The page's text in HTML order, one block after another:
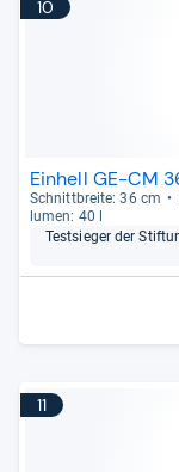
10
Einhell GE-CM
Schnitt­breite: 36 cm
lu­men: 40 l
Test­sie­ger der
11